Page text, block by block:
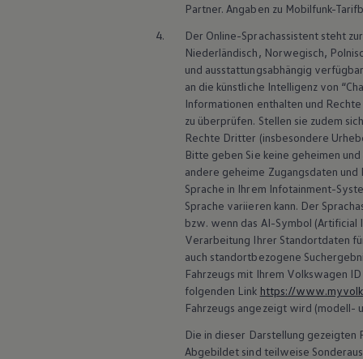
Partner. Angaben zu Mobilfunk-
4.
Der Online-Sprachassistent steht
Niederländisch, Norwegisch,
und ausstattungsabhängig
an die künstliche Intelligenz von
Informationen enthalten und
zu überprüfen. Stellen sie zudem
Rechte Dritter (insbesondere
Bitte geben Sie keine geheimen
andere geheime Zugangsdaten
Sprache in Ihrem Infotainment-
Sprache variieren kann. Der
bzw. wenn das AI-Symbol
Verarbeitung Ihrer Standortdaten
auch standortbezogene
Fahrzeugs mit Ihrem Volkswagen
folgenden Link https://
Fahrzeugs angezeigt wird (modell-
Die in dieser Darstellung gezeigten
Abgebildet sind teilweise